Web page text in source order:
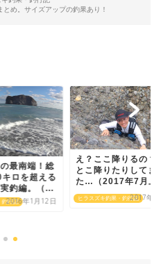
め。サイズアップの釣果あり！
釣行記
最南端！総
ロを超える
釣編。（...
2016年1月12日 ヒラスズキ釣果・釣行記
え？ここ降りるの？
とこ降りたりしてま
た…（2017年7月上
2017年7